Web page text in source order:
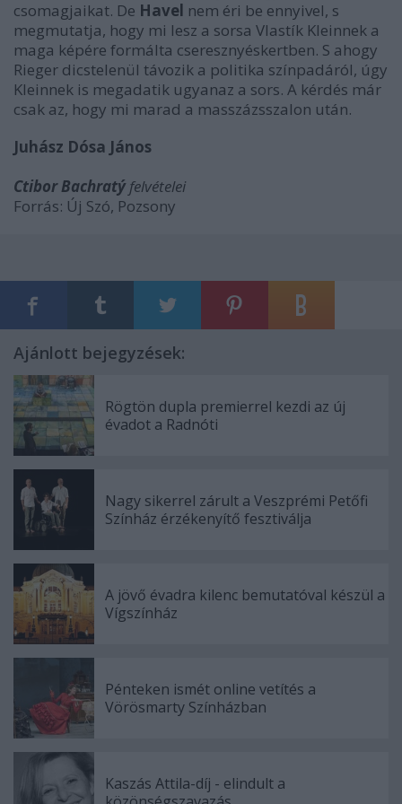
csomagjaikat. De Havel nem éri be ennyivel, s
megmutatja, hogy mi lesz a sorsa Vlastík Kleinnek a
maga képére formálta cseresznyéskertben. S ahogy
Rieger dicstelenül távozik a politika színpadáról, úgy
Kleinnek is megadatik ugyanaz a sors. A kérdés már
csak az, hogy mi marad a masszázsszalon után.
Juhász Dósa János
Ctibor Bachratý felvételei
Forrás: Új Szó, Pozsony
Ajánlott bejegyzések:
Rögtön dupla premierrel kezdi az új
évadot a Radnóti
Nagy sikerrel zárult a Veszprémi Petőfi
Színház érzékenyítő fesztiválja
A jövő évadra kilenc bemutatóval készül a
Vígszínház
Pénteken ismét online vetítés a
Vörösmarty Színházban
Kaszás Attila-díj - elindult a